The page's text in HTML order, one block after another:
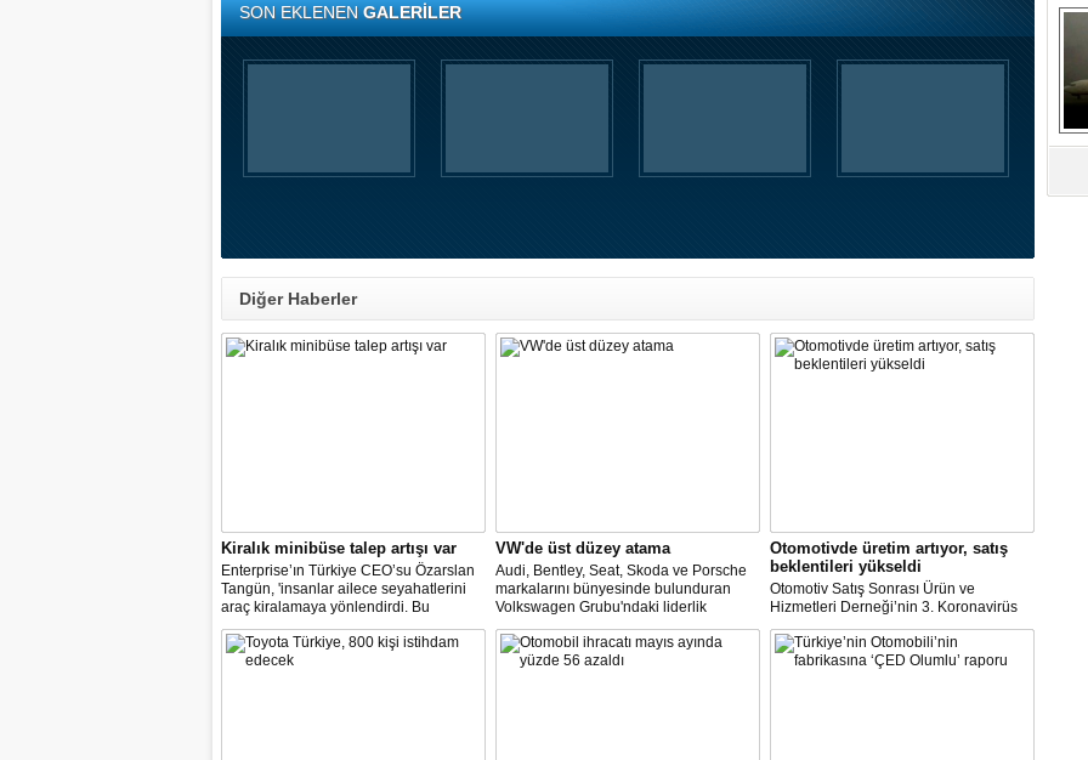
SON EKLENENGALERİLER
Diğer Haberler
Kiralık minibüse talep artışı var
Enterprise’ın Türkiye CEO’su Özarslan
Tangün, 'insanlar ailece seyahatlerini
araç kiralamaya yönlendirdi. Bu
noktada, bavul kullanımı ve kişi sayısı,
minibüs ve SUV gövde tipli araç
kiralamada geçen yıla göre yüzde 60’a
VW'de üst düzey atama
Audi, Bentley, Seat, Skoda ve Porsche
markalarını bünyesinde bulunduran
Volkswagen Grubu'ndaki liderlik
değişiminin şirketin güçlü işçi
temsilcileriyle maliyet indirimini
müzakere etmeye çalıştığı bir zamanda
Otomotivde üretim artıyor, satış
beklentileri yükseldi
Otomotiv Satış Sonrası Ürün ve
Hizmetleri Derneği’nin 3. Koronavirüs
Etki Araştırması’na göre; üretime devam
eden şirketlerin oranı yükselişe geçti.
Ara veren şirketler ise bu ay